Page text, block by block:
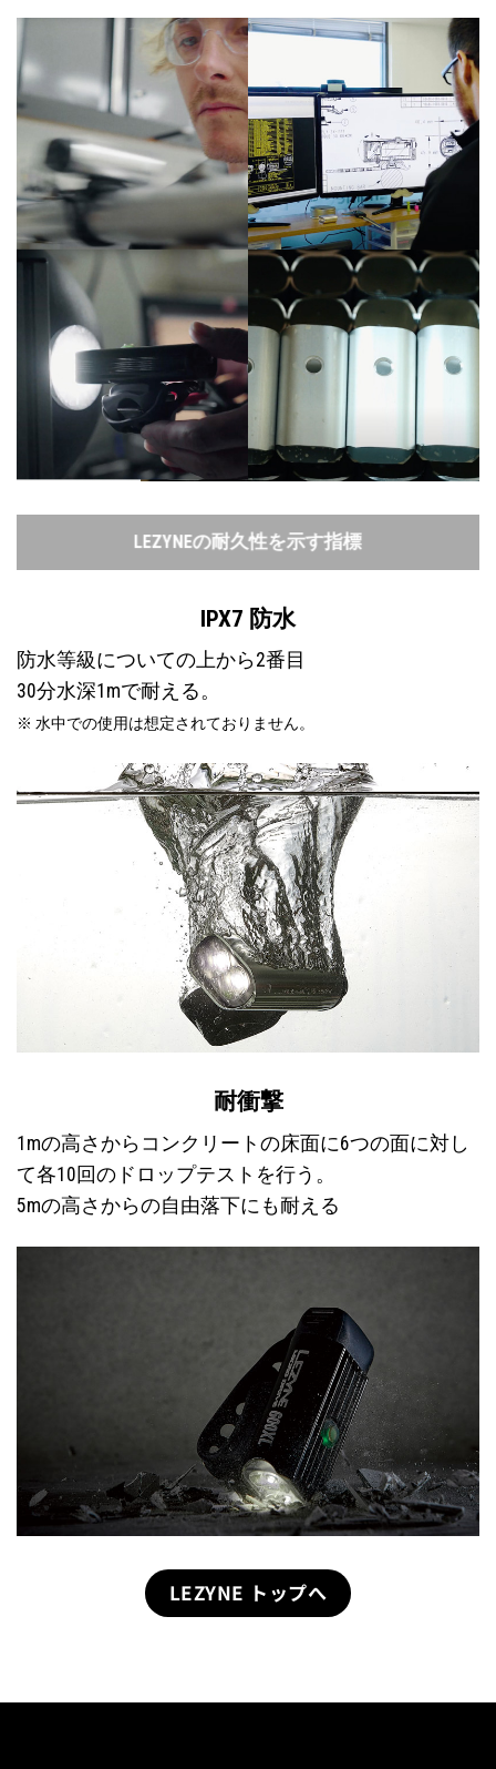
LEZYNEの耐久性を示す指標
IPX7 防水
防水等級についての上から2番目
30分水深1mで耐える。
※ 水中での使用は想定されておりません。
耐衝撃
1mの高さからコンクリートの床面に6つの面に対し
て各10回のドロップテストを行う。
5mの高さからの自由落下にも耐える
LEZYNE トップへ